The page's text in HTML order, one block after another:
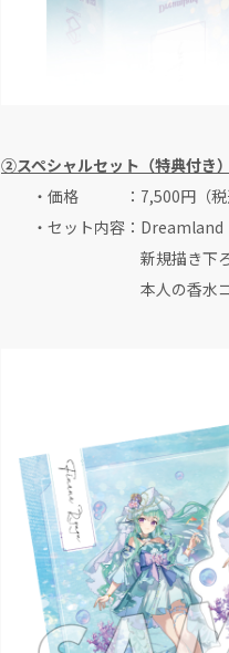
②スペシャルセット（特典付き）
・価格 ：7,500円（税
・セット内容：Dreamland
新規描き下ろしイラ
本人の香水コンセプ